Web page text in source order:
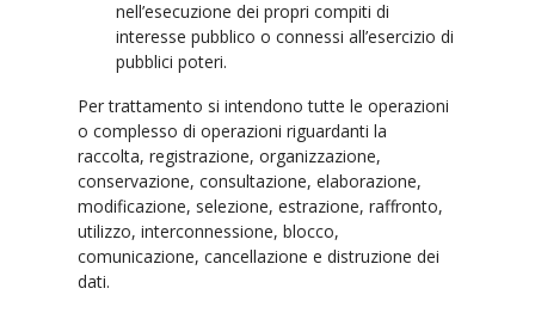
nell’esecuzione dei propri compiti di
interesse pubblico o connessi all’esercizio di
pubblici poteri.
Per trattamento si intendono tutte le operazioni
o complesso di operazioni riguardanti la
raccolta, registrazione, organizzazione,
conservazione, consultazione, elaborazione,
modificazione, selezione, estrazione, raffronto,
utilizzo, interconnessione, blocco,
comunicazione, cancellazione e distruzione dei
dati.